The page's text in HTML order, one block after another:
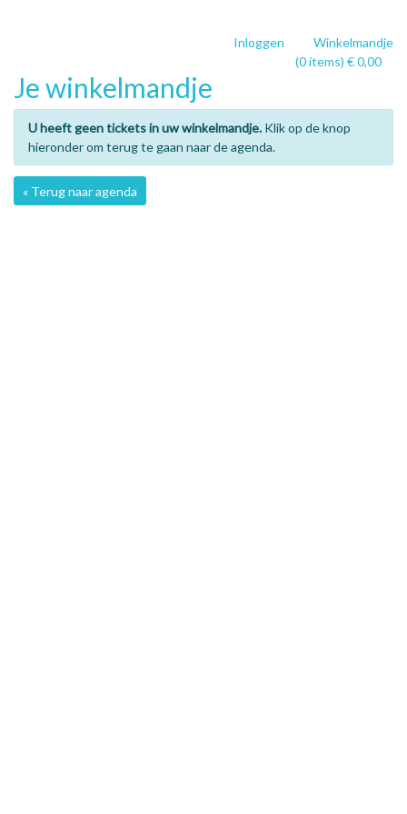
Inloggen
Winkelmandje
(0 items) € 0,00
Je winkelmandje
U heeft geen tickets in uw winkelmandje. Klik op de knop
hieronder om terug te gaan naar de agenda.
« Terug naar agenda